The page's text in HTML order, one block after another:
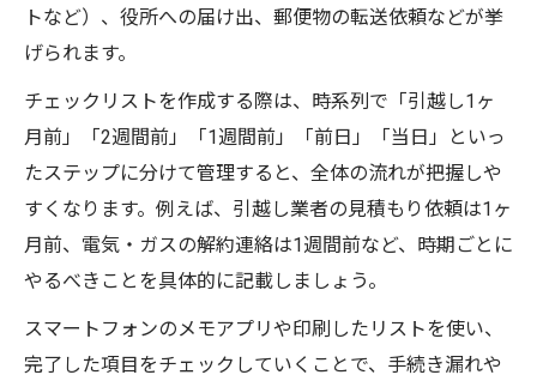
トなど）、役所への届け出、郵便物の転送依頼などが挙
げられます。
チェックリストを作成する際は、時系列で「引越し1ヶ
月前」「2週間前」「1週間前」「前日」「当日」といっ
たステップに分けて管理すると、全体の流れが把握しや
すくなります。例えば、引越し業者の見積もり依頼は1ヶ
月前、電気・ガスの解約連絡は1週間前など、時期ごとに
やるべきことを具体的に記載しましょう。
スマートフォンのメモアプリや印刷したリストを使い、
完了した項目をチェックしていくことで、手続き漏れや